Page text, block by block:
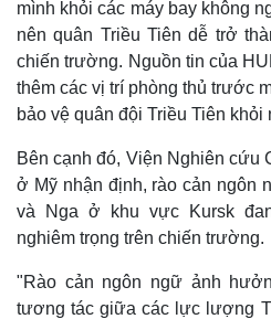
mình khỏi các máy bay không
nên quân Triều Tiên dễ trở
chiến trường. Nguồn tin của
thêm các vị trí phòng thủ trước
bảo vệ quân đội Triều Tiên khỏi
Bên cạnh đó, Viện Nghiên cứu
ở Mỹ nhận định, rào cản ngôn
và Nga ở khu vực Kursk
nghiêm trọng trên chiến trường.
"Rào cản ngôn ngữ ảnh
tương tác giữa các lực lượng